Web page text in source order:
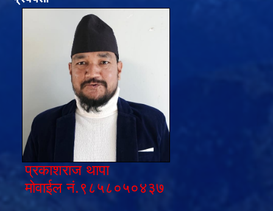
प्रकाशराज थापा
मोवाईल नं.९८५८०५०४३७